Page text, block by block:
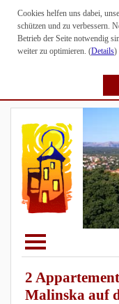
Cookies helfen uns dabei,
schützen und zu verbessern.
Betrieb der Seite notwendig
weiter zu optimieren. (Details)
2
Malinska auf